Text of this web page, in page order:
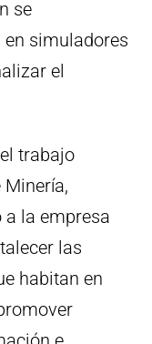
se
simuladores
el
trabajo
a la empresa
las
habitan en